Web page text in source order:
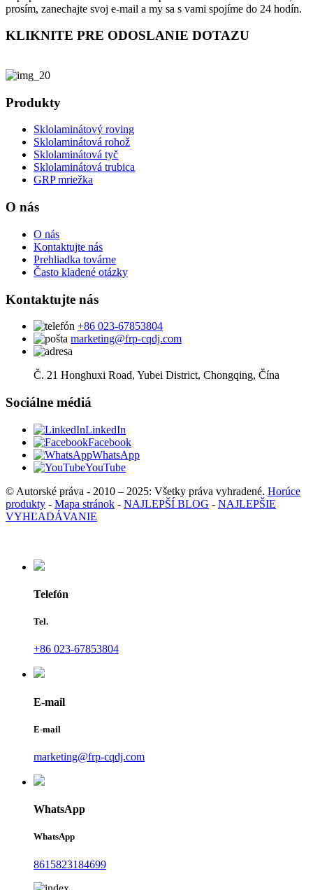
prosím, zanechajte svoj e-mail a my sa s vami spojíme do 24 hodín.
KLIKNITE PRE ODOSLANIE DOTAZU
Produkty
Sklolaminátový roving
Sklolaminátová rohož
Sklolaminátová tyč
Sklolaminátová trubica
GRP mriežka
O nás
O nás
Kontaktujte nás
Prehliadka továrne
Často kladené otázky
Kontaktujte nás
+86 023-67853804
marketing@frp-cqdj.com
Č. 21 Honghuxi Road, Yubei District, Chongqing, Čína
Sociálne médiá
LinkedIn
Facebook
WhatsApp
YouTube
© Autorské práva - 2010 – 2025: Všetky práva vyhradené. Horúce
produkty - Mapa stránok - NAJLEPŠÍ BLOG - NAJLEPŠIE
VYHĽADÁVANIE
Telefón
Tel.
+86 023-67853804
E-mail
E-mail
marketing@frp-cqdj.com
WhatsApp
WhatsApp
8615823184699